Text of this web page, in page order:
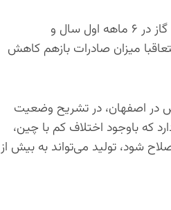
در ادامه، بهرام سبحانی رییس انجمن تولیدکنندگان فولاد ایران با اشاره به محدودیت‌های تامین برق و گاز در ۶ ماهه اول سال و
میزان صادرات بازهم کاهش
در اصفهان، در تشریح وضعیت
در رتبه دهم جهان قرار دارد که باوجود اختلاف کم با چین،
شود، تولید می‌تواند به بیش از